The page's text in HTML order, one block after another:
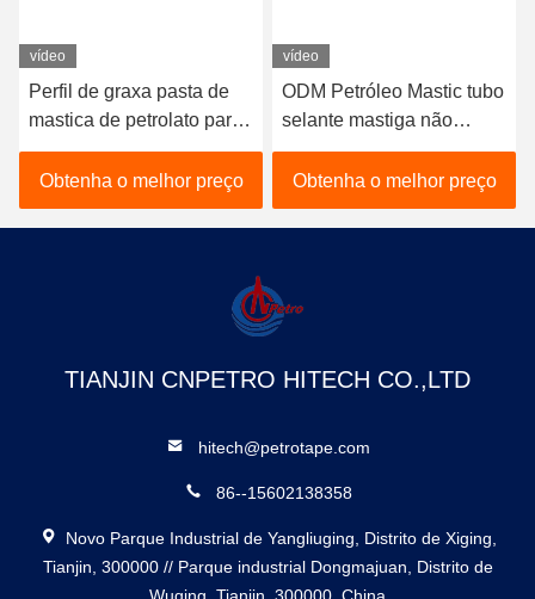
vídeo
Perfil de graxa pasta de
mastica de petrolato para
proteção da corrosão
marinha
Obtenha o melhor preço
vídeo
ODM Petróleo Mastic tubo
selante mastiga não
endurecimento para
válvulas ou flanges
Amarelo
Obtenha o melhor preço
TIANJIN CNPETRO HITECH CO.,LTD
hitech@petrotape.com
86--15602138358
Novo Parque Industrial de Yangliuging, Distrito de Xiging,
Tianjin, 300000 // Parque industrial Dongmajuan, Distrito de